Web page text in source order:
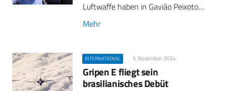
Luftwaffe haben in Gavião Peixoto…
Mehr
INTERNATIONAL 5. November 2024
Gripen E fliegt sein
brasilianisches Debüt